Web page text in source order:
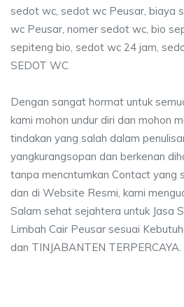
sedot wc, sedot wc Peusar, biaya
wc Peusar, nomer sedot wc, bio
sepiteng bio, sedot wc 24 jam,
SEDOT WC
Dengan sangat hormat untuk
kami mohon undur diri dan mohon
tindakan yang salah dalam
yangkurangsopan dan berkenan
tanpa mencntumkan Contact yang
dan di Website Resmi, kami
Salam sehat sejahtera untuk Jasa
Limbah Cair Peusar sesuai
dan TINJABANTEN TERPERCAYA.